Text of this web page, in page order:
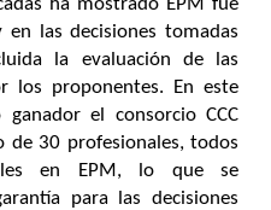
ha mostrado EPM fue
las decisiones tomadas
la evaluación de las
los proponentes. En este
el consorcio CCC
de 30 profesionales, todos
en EPM, lo que se
para las decisiones